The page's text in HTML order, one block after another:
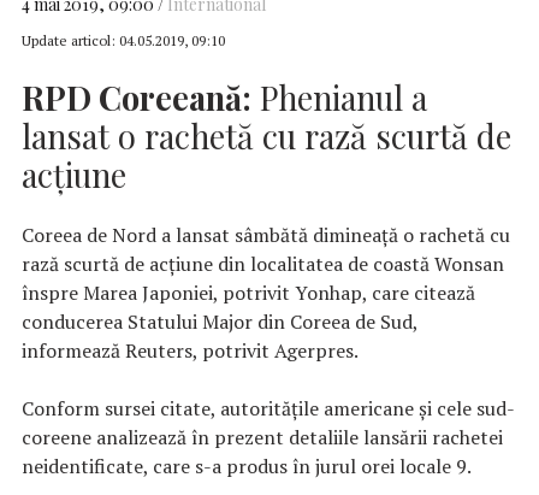
Update articol: 04.05.2019, 09:10
RPD Coreeană: Phenianul a
lansat o rachetă cu rază scurtă de
acţiune
Coreea de Nord a lansat sâmbătă dimineaţă o rachetă cu
rază scurtă de acţiune din localitatea de coastă Wonsan
înspre Marea Japoniei, potrivit Yonhap, care citează
conducerea Statului Major din Coreea de Sud,
informează Reuters, potrivit Agerpres.
Conform sursei citate, autorităţile americane şi cele sud-
coreene analizează în prezent detaliile lansării rachetei
neidentificate, care s-a produs în jurul orei locale 9.